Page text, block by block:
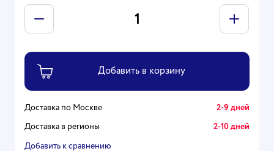
Доставка по Москве 2-9 дней
Доставка в регионы 2-10 дней
Добавить к сравнению